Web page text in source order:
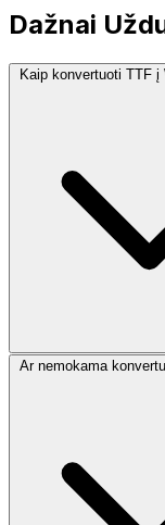
Dažnai
Kaip konvertuoti TTF į
Ar nemokama